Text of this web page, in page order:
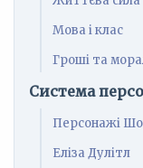
Мова і клас
Гроші та
Система
Персонажі
Еліза Дулітл